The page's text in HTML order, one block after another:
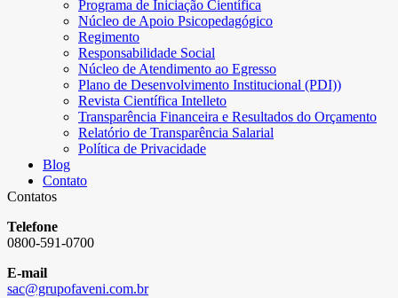
Programa de Iniciação Científica
Núcleo de Apoio Psicopedagógico
Regimento
Responsabilidade Social
Núcleo de Atendimento ao Egresso
Plano de Desenvolvimento Institucional (PDI))
Revista Científica Intelleto
Transparência Financeira e Resultados do Orçamento
Relatório de Transparência Salarial
Política de Privacidade
Blog
Contato
Contatos
Telefone
0800-591-0700
E-mail
sac@grupofaveni.com.br